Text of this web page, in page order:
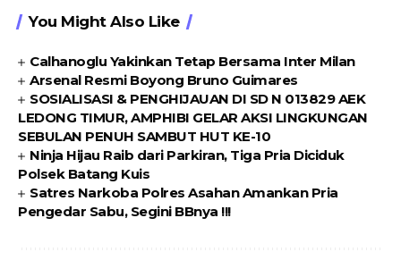
You Might Also Like
Calhanoglu Yakinkan Tetap Bersama Inter Milan
Arsenal Resmi Boyong Bruno Guimares
SOSIALISASI & PENGHIJAUAN DI SD N 013829 AEK
LEDONG TIMUR, AMPHIBI GELAR AKSI LINGKUNGAN
SEBULAN PENUH SAMBUT HUT KE-10
Ninja Hijau Raib dari Parkiran, Tiga Pria Diciduk
Polsek Batang Kuis
Satres Narkoba Polres Asahan Amankan Pria
Pengedar Sabu, Segini BBnya !!!